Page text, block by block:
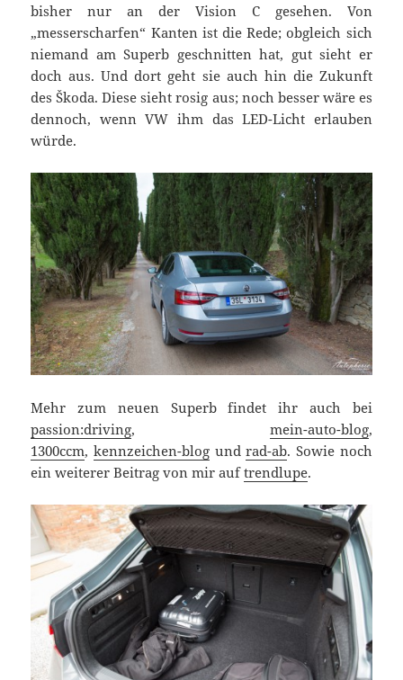
bisher nur an der Vision C gesehen. Von
„messerscharfen“ Kanten ist die Rede; obgleich sich
niemand am Superb geschnitten hat, gut sieht er
doch aus. Und dort geht sie auch hin die Zukunft
des Škoda. Diese sieht rosig aus; noch besser wäre es
dennoch, wenn VW ihm das LED-Licht erlauben
würde.
Mehr zum neuen Superb findet ihr auch bei
passion:driving, mein-auto-blog,
1300ccm,kennzeichen-blog undrad-ab. Sowie noch
ein weiterer Beitrag von mir auftrendlupe.